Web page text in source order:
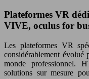
Plateformes VR
VIVE, oculus for
Les plateformes VR
considérablement évolué
monde professionnel.
solutions sur mesure